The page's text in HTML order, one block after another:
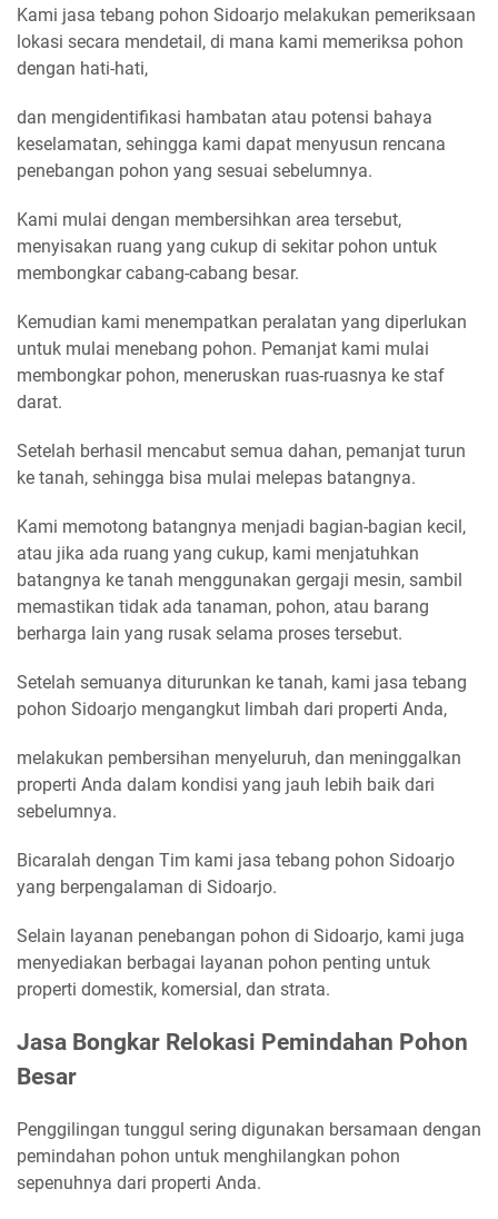
Kami jasa tebang pohon Sidoarjo melakukan pemeriksaan
lokasi secara mendetail, di mana kami memeriksa pohon
dengan hati-hati,
dan mengidentifikasi hambatan atau potensi bahaya
keselamatan, sehingga kami dapat menyusun rencana
penebangan pohon yang sesuai sebelumnya.
Kami mulai dengan membersihkan area tersebut,
menyisakan ruang yang cukup di sekitar pohon untuk
membongkar cabang-cabang besar.
Kemudian kami menempatkan peralatan yang diperlukan
untuk mulai menebang pohon. Pemanjat kami mulai
membongkar pohon, meneruskan ruas-ruasnya ke staf
darat.
Setelah berhasil mencabut semua dahan, pemanjat turun
ke tanah, sehingga bisa mulai melepas batangnya.
Kami memotong batangnya menjadi bagian-bagian kecil,
atau jika ada ruang yang cukup, kami menjatuhkan
batangnya ke tanah menggunakan gergaji mesin, sambil
memastikan tidak ada tanaman, pohon, atau barang
berharga lain yang rusak selama proses tersebut.
Setelah semuanya diturunkan ke tanah, kami jasa tebang
pohon Sidoarjo mengangkut limbah dari properti Anda,
melakukan pembersihan menyeluruh, dan meninggalkan
properti Anda dalam kondisi yang jauh lebih baik dari
sebelumnya.
Bicaralah dengan Tim kami jasa tebang pohon Sidoarjo
yang berpengalaman di Sidoarjo.
Selain layanan penebangan pohon di Sidoarjo, kami juga
menyediakan berbagai layanan pohon penting untuk
properti domestik, komersial, dan strata.
Jasa Bongkar Relokasi Pemindahan Pohon
Besar
Penggilingan tunggul sering digunakan bersamaan dengan
pemindahan pohon untuk menghilangkan pohon
sepenuhnya dari properti Anda.